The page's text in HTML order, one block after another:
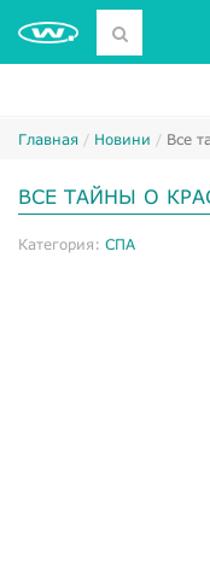
Главная Новини Все
ВСЕ ТАЙНЫ О
Категория: СПА